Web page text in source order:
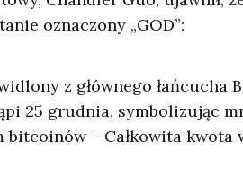
oznaczony „GOD”:
z głównego łańcucha
25 grudnia, symbolizując
– Całkowita kwota